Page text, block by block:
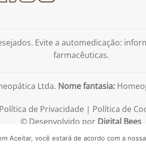
Evite a automedicação:
farmacêuticas.
Ltda. Nome fantasia:
Política de Privacidade | Política de
© Desenvolvido por Digital Bees
Aceitar, você estará de acordo com a nossa